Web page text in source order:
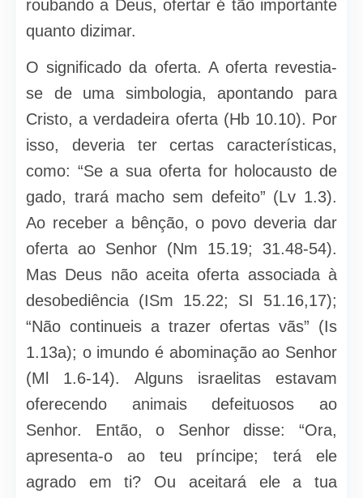
roubando a Deus, ofertar é tão importante
quanto dizimar.
O significado da oferta. A oferta revestia-
se de uma simbologia, apontando para
Cristo, a verdadeira oferta (Hb 10.10). Por
isso, deveria ter certas características,
como: “Se a sua oferta for holocausto de
gado, trará macho sem defeito” (Lv 1.3).
Ao receber a bênção, o povo deveria dar
oferta ao Senhor (Nm 15.19; 31.48-54).
Mas Deus não aceita oferta associ­ada à
desobediência (ISm 15.22; SI 51.16,17);
“Não continueis a trazer ofertas vãs” (Is
1.13a); o imundo é abominação ao Senhor
(Ml 1.6-14). Alguns israelitas estavam
oferecendo animais defeituosos ao
Senhor. Então, o Senhor disse: “Ora,
apresenta-o ao teu príncipe; terá ele
agrado em ti? Ou aceitará ele a tua